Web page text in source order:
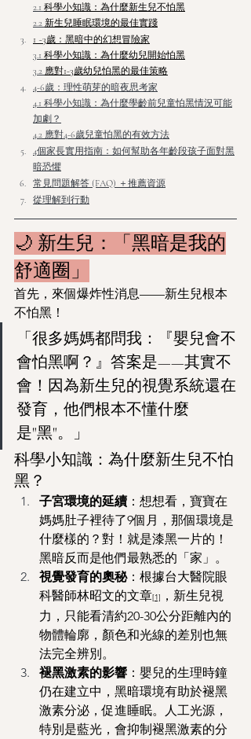
2.1 科學小知識：為什麼新生兒不怕黑
2.2 新生兒睡眠環境的最佳實踐
1 ~3歲：黑暗中的幻想冒險家
3.1 科學小知識：為什麼幼兒開始怕黑
3.2 應對1-3歲幼兒怕黑的最佳策略
4-6歲：理性萌芽的暗夜思考家
4.1 科學小知識：為什麼學齡前兒童怕黑情況可能
加劇？
4.2 應對4-6歲兒童怕黑的有效方法
4個家長實用指南：如何幫助各年齡段孩子面對黑
暗恐懼
常見問題解答 (FAQ) ＋推薦資源
從理解到行動
🌙 新生兒：「黑暗是我的
舒適圈」
首先，來個爆炸性消息——新生兒根本
不怕黑！
「很多媽媽都問我：『嬰兒會不
會怕黑啊？』答案是——其實不
會！因為新生兒的視覺系統還在
發育，他們根本不懂什麼
是"黑"。」
科學小知識：為什麼新生兒不怕
黑？
子宮環境的延續 ：想想看，寶寶在
媽媽肚子裡待了9個月，那個環境是
什麼樣的？對！就是漆黑一片的！
黑暗反而是他們最熟悉的「家」。
視覺發育的奧秘：根據台大醫院眼
科醫師林昭文的文章[1]
，新生兒視
力，只能看清約20-30公分距離內的
物體輪廓，顏色和光線的差別也無
法完全辨別。
褪黑激素的影響 ：嬰兒的生理時鐘
仍在建立中，黑暗環境有助於褪黑
激素分泌，促進睡眠。人工光源，
特別是藍光，會抑制褪黑激素的分